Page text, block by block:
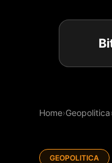
Home›Geopolitica›
GEOPOLITICA